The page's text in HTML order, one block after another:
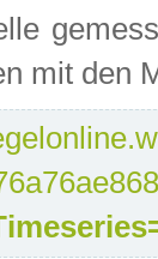
mit den